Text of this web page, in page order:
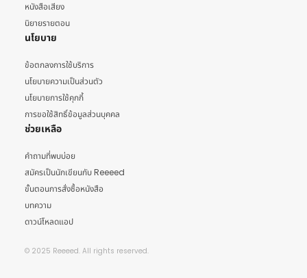
หนังสือเสียง
นิยายรายตอน
นโยบาย
ข้อตกลงการใช้บริการ
นโยบายความเป็นส่วนตัว
นโยบายการใช้คุกกี้
การขอใช้สิทธิ์ข้อมูลส่วนบุคคล
ช่วยเหลือ
คำถามที่พบบ่อย
สมัครเป็นนักเขียนกับ Reeeed
ขั้นตอนการสั่งซื้อหนังสือ
บทความ
ดาวน์โหลดแอป
© 2025 Reeeed. All rights reserved.